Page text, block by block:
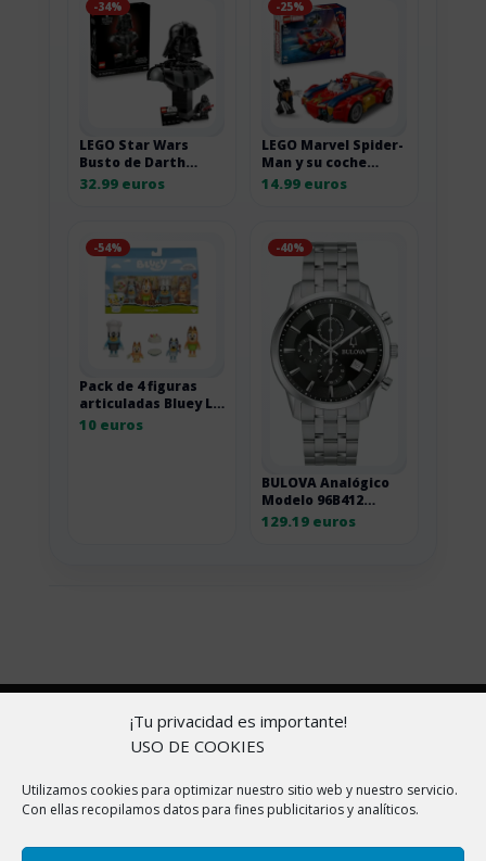
¡Tu privacidad es importante!
USO DE COOKIES
Utilizamos cookies para optimizar nuestro sitio web y nuestro servicio.
Con ellas recopilamos datos para fines publicitarios y analíticos.
-34%
LEGO Star Wars
Busto de Darth
Vader para adultos
32.99 euros
-25%
LEGO Marvel Spider-
Man y su coche
contra Wolverine
14.99 euros
-54%
Pack de 4 figuras
articuladas Bluey Le
Pavlova
10 euros
-40%
BULOVA Analógico
Modelo 96B412
Sutton Chronograph
129.19 euros
Copyright © 2026 | Aviso Legal
Política de
Política de Privacidad
En ChollitosChollazos.com participamos en programas
de afiliación de AliExpress, Amazon y otras